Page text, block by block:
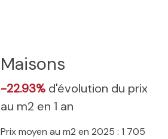
Maisons
-22.93% d'évolution du prix
au m2 en 1 an
Prix moyen au m2 en 2025 : 1 705